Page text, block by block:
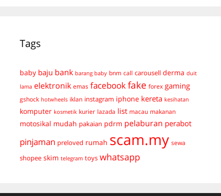
Tags
baby baju bank barang baby bnm call carousell derma duit
lama elektronik emas facebook fake forex gaming
gshock hotwheels iklan instagram iphone kereta kesihatan
komputer kosmetik kurier lazada list macau makanan
motosikal mudah pakaian pdrm pelaburan perabot
pinjaman preloved rumah scam.my sewa
shopee skim telegram toys whatsapp